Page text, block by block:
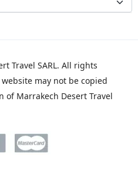
Travel SARL. All rights
may not be copied
Marrakech Desert Travel